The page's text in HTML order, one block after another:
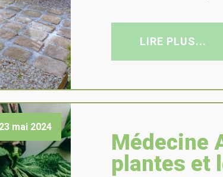
LIRE PLUS...
mai 2024
Médecine
plantes et